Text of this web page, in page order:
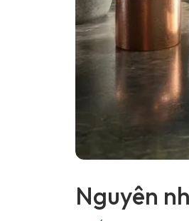
Nguyên
Čeština
Русский
Lietuvių kalba
Slovenščina